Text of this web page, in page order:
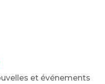
et événements